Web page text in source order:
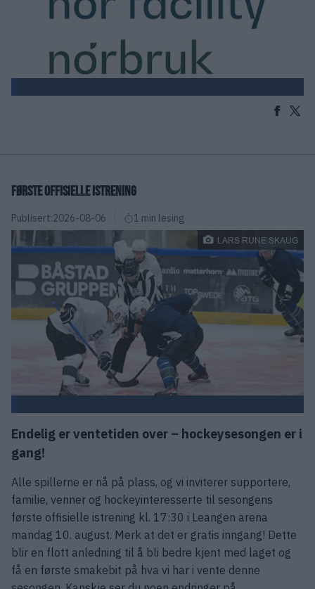
FØRSTE OFFISIELLE ISTRENING
Publisert:2026-08-06 1 min lesing
LARS RUNE SKAUG
Endelig er ventetiden over – hockeysesongen er i
gang!
Alle spillerne er nå på plass, og vi inviterer supportere,
familie, venner og hockeyinteresserte til sesongens
første offisielle istrening kl. 17:30 i Leangen arena
mandag 10. august. Merk at det er gratis inngang! Dette
blir en flott anledning til å bli bedre kjent med laget og
få en første smakebit på hva vi har i vente denne